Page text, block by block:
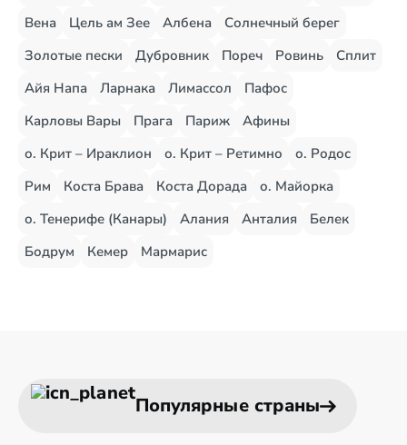
Вена
Цель ам Зее Албена
Солнечный берег
Золотые пески
Дубровник Пореч Ровинь
Сплит
Айя Напа
Ларнака Лимассол
Пафос
Карловы Вары
Прага Париж
Афины
о. Крит – Ираклион
о. Крит – Ретимно
о. Родос
Рим
Коста Брава Коста Дорада
о. Майорка
о. Тенерифе (Канары)
Алания Анталия
Белек
Бодрум
Кемер Мармарис
Популярные страны